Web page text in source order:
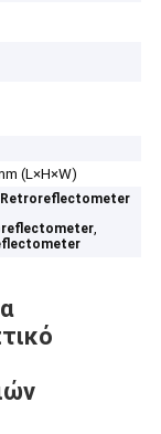
(L×H×W)
Retroreflectometer
,